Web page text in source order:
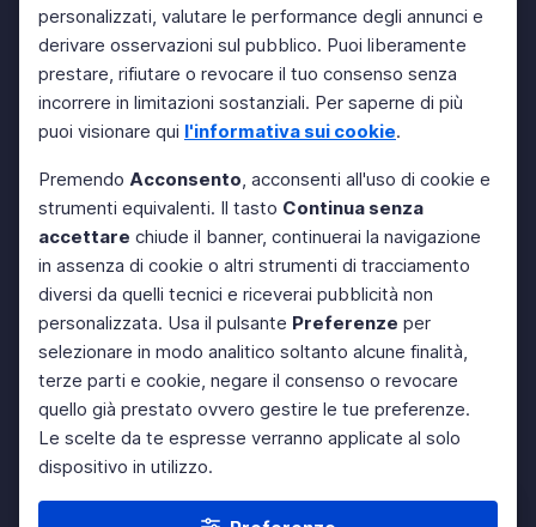
personalizzati, valutare le performance degli annunci e
derivare osservazioni sul pubblico. Puoi liberamente
prestare, rifiutare o revocare il tuo consenso senza
incorrere in limitazioni sostanziali. Per saperne di più
puoi visionare qui l'informativa sui cookie.
Premendo Acconsento, acconsenti all'uso di cookie e
strumenti equivalenti. Il tasto Continua senza
accettare chiude il banner, continuerai la navigazione
in assenza di cookie o altri strumenti di tracciamento
diversi da quelli tecnici e riceverai pubblicità non
personalizzata. Usa il pulsante Preferenze per
selezionare in modo analitico soltanto alcune finalità,
terze parti e cookie, negare il consenso o revocare
quello già prestato ovvero gestire le tue preferenze.
Le scelte da te espresse verranno applicate al solo
dispositivo in utilizzo.